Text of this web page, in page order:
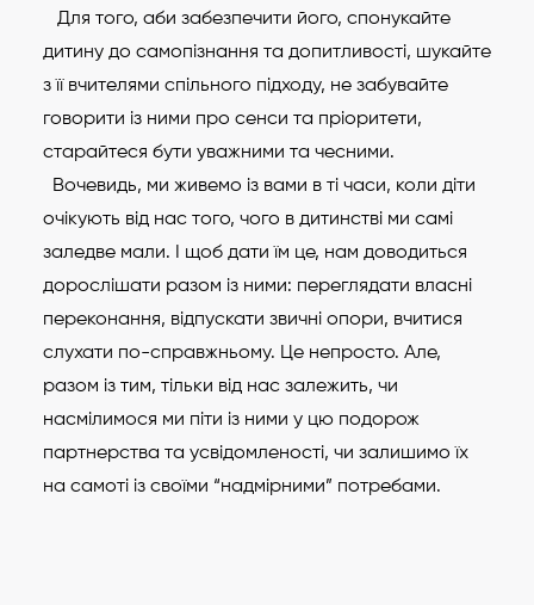
Для того, аби забезпечити його, спонукайте
дитину до самопізнання та допитливості, шукайте
з її вчителями спільного підходу, не забувайте
говорити із ними про сенси та пріоритети,
старайтеся бути уважними та чесними.
Вочевидь, ми живемо із вами в ті часи, коли діти
очікують від нас того, чого в дитинстві ми самі
заледве мали. І щоб дати їм це, нам доводиться
дорослішати разом із ними: переглядати власні
переконання, відпускати звичні опори, вчитися
слухати по-справжньому. Це непросто. Але,
разом із тим, тільки від нас залежить, чи
насмілимося ми піти із ними у цю подорож
партнерства та усвідомленості, чи залишимо їх
на самоті із своїми “надмірними” потребами.